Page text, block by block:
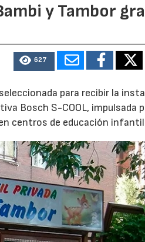
y Tambor
627
para recibir la
Bosch S-COOL, impulsada
centros de educación